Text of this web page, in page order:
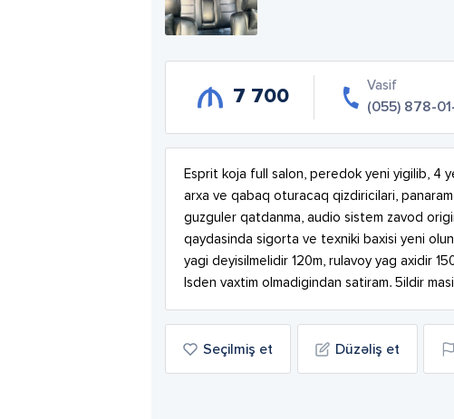
7 700
Vasif
(055) 878-
Esprit koja full salon, peredok yeni yigilib, 4
arxa ve qabaq oturacaq qizdiricilari,
guzguler qatdanma, audio sistem zavod
qaydasinda sigorta ve texniki baxisi yeni
yagi deyisilmelidir 120m, rulavoy yag axidir
Isden vaxtim olmadigindan satiram. 5ildir
Seçilmiş et Düzəliş et